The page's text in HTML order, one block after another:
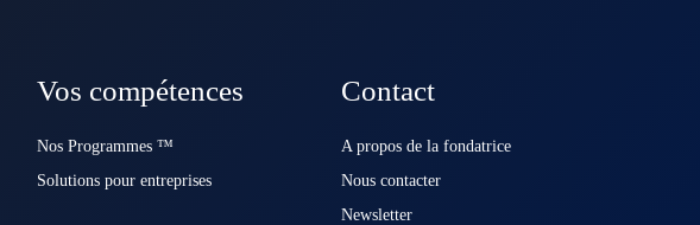
Vos compétences
Nos Programmes ™️
Solutions pour entreprises
Contact
A propos de la fondatrice
Nous contacter
Newsletter